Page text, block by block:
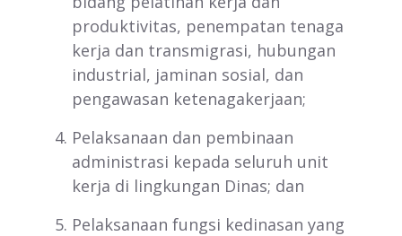
produktivitas, penempatan tenaga
kerja dan transmigrasi, hubungan
industrial, jaminan sosial, dan
pengawasan ketenagakerjaan;
Pelaksanaan dan pembinaan
administrasi kepada seluruh unit
kerja di lingkungan Dinas; dan
Pelaksanaan fungsi kedinasan yang